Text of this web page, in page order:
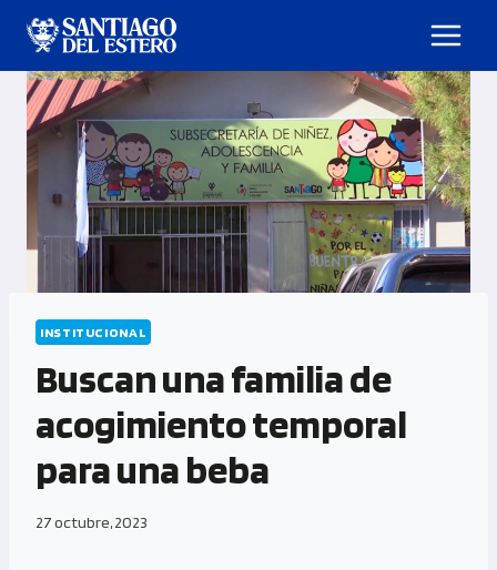
INSTITUCIONAL
Buscan una familia de
acogimiento temporal
para una beba
27 octubre, 2023